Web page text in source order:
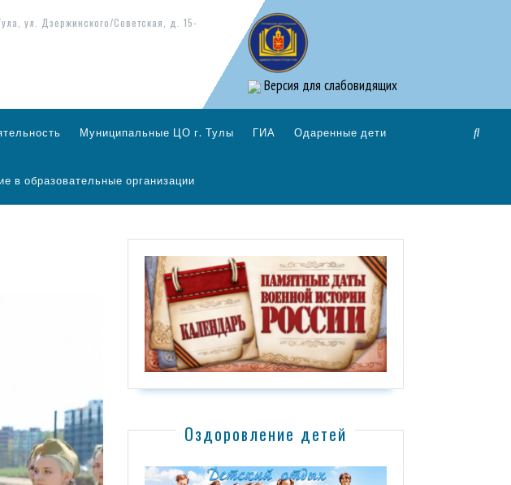
ул. Дзержинского/Советская, д. 15-
Версия для слабовидящих
Муниципальные ЦО г. Тулы ГИА Одаренные дети
в образовательные организации
Оздоровление детей